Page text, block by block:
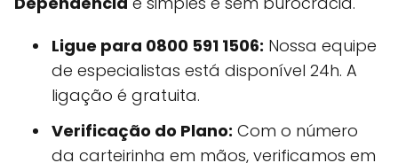
Ligue para 0800 591 1506: Nossa equipe
de especialistas está disponível 24h. A
ligação é gratuita.
Verificação do Plano: Com o número
da carteirinha em mãos, verificamos em